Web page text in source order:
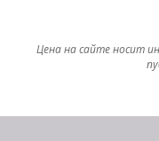
Цена на сайте носит